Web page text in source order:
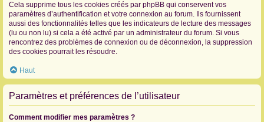
Cela supprime tous les cookies créés par phpBB qui conservent vos
paramètres d’authentification et votre connexion au forum. Ils fournissent
aussi des fonctionnalités telles que les indicateurs de lecture des messages
(lu ou non lu) si cela a été activé par un administrateur du forum. Si vous
rencontrez des problèmes de connexion ou de déconnexion, la suppression
des cookies pourrait les résoudre.
Haut
Paramètres et préférences de l’utilisateur
Comment modifier mes paramètres ?